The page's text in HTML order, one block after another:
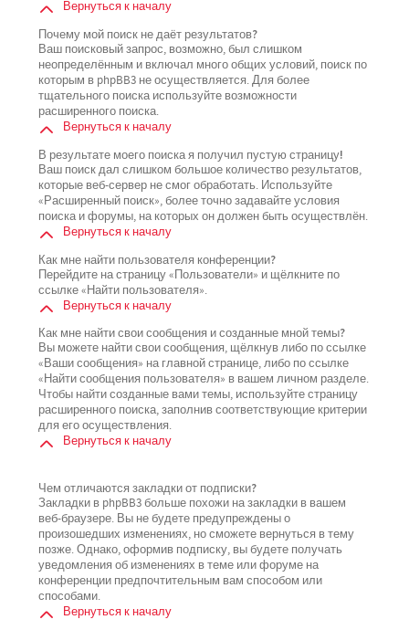
Вернуться к началу
Почему мой поиск не даёт результатов?
Ваш поисковый запрос, возможно, был слишком
неопределённым и включал много общих условий, поиск по
которым в phpBB3 не осуществляется. Для более
тщательного поиска используйте возможности
расширенного поиска.
Вернуться к началу
В результате моего поиска я получил пустую страницу!
Ваш поиск дал слишком большое количество результатов,
которые веб-сервер не смог обработать. Используйте
«Расширенный поиск», более точно задавайте условия
поиска и форумы, на которых он должен быть осуществлён.
Вернуться к началу
Как мне найти пользователя конференции?
Перейдите на страницу «Пользователи» и щёлкните по
ссылке «Найти пользователя».
Вернуться к началу
Как мне найти свои сообщения и созданные мной темы?
Вы можете найти свои сообщения, щёлкнув либо по ссылке
«Ваши сообщения» на главной странице, либо по ссылке
«Найти сообщения пользователя» в вашем личном разделе.
Чтобы найти созданные вами темы, используйте страницу
расширенного поиска, заполнив соответствующие критерии
для его осуществления.
Вернуться к началу
Чем отличаются закладки от подписки?
Закладки в phpBB3 больше похожи на закладки в вашем
веб-браузере. Вы не будете предупреждены о
произошедших изменениях, но сможете вернуться в тему
позже. Однако, оформив подписку, вы будете получать
уведомления об изменениях в теме или форуме на
конференции предпочтительным вам способом или
способами.
Вернуться к началу